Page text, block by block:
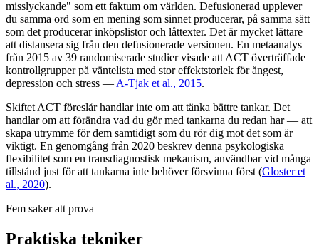
misslyckande" som ett faktum om världen. Defusionerad upplever
du samma ord som en mening som sinnet producerar, på samma sätt
som det producerar inköpslistor och låttexter. Det är mycket lättare
att distansera sig från den defusionerade versionen. En metaanalys
från 2015 av 39 randomiserade studier visade att ACT överträffade
kontrollgrupper på väntelista med stor effektstorlek för ångest,
depression och stress — A-Tjak et al., 2015.
Skiftet ACT föreslår handlar inte om att tänka bättre tankar. Det
handlar om att förändra vad du gör med tankarna du redan har — att
skapa utrymme för dem samtidigt som du rör dig mot det som är
viktigt. En genomgång från 2020 beskrev denna psykologiska
flexibilitet som en transdiagnostisk mekanism, användbar vid många
tillstånd just för att tankarna inte behöver försvinna först (Gloster et
al., 2020).
Fem saker att prova
Praktiska tekniker